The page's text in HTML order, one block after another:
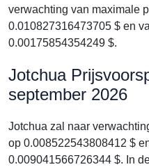
verwachting van maximale
0.010827316473705 $ en
0.00175854354249 $.
Jotchua
september 2026
Jotchua zal naar
op 0.008522543808412 $
0.009041566726344 $. In